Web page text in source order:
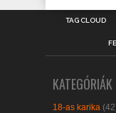
TAG CLOUD
KATEGÓRIÁK
18-as karika